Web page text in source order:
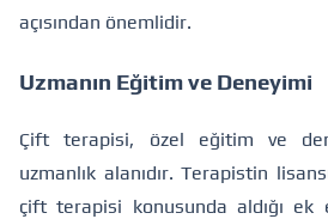
açısından önemlidir.
Uzmanın Eğitim ve Deneyimi
Çift terapisi, özel eğitim ve
uzmanlık alanıdır. Terapistin
çift terapisi konusunda aldığı ek